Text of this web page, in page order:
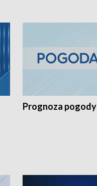
Prognoza pogody